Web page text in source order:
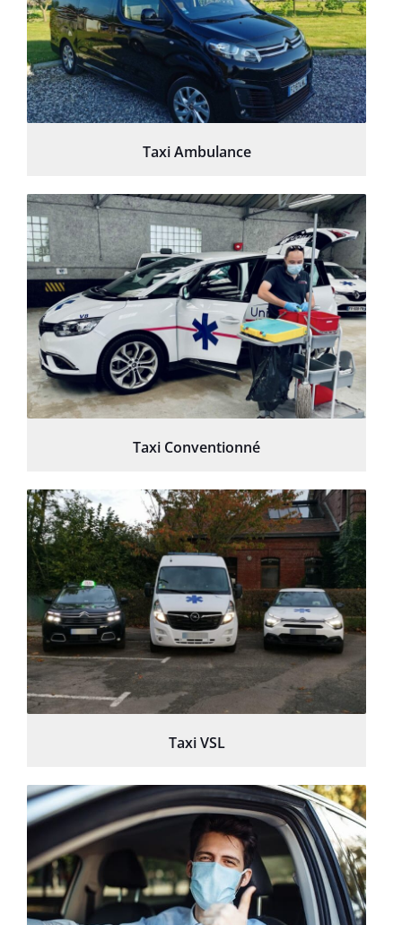
Taxi Ambulance
Taxi Conventionné
Taxi VSL